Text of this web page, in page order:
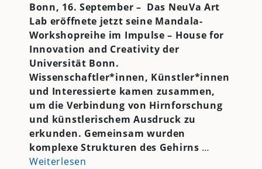
Bonn, 16. September – Das NeuVa Art
Lab eröffnete jetzt seine Mandala-
Workshopreihe im Impulse – House for
Innovation and Creativity der
Universität Bonn.
Wissenschaftler*innen, Künstler*innen
und Interessierte kamen zusammen,
um die Verbindung von Hirnforschung
und künstlerischem Ausdruck zu
erkunden. Gemeinsam wurden
komplexe Strukturen des Gehirns …
Weiterlesen